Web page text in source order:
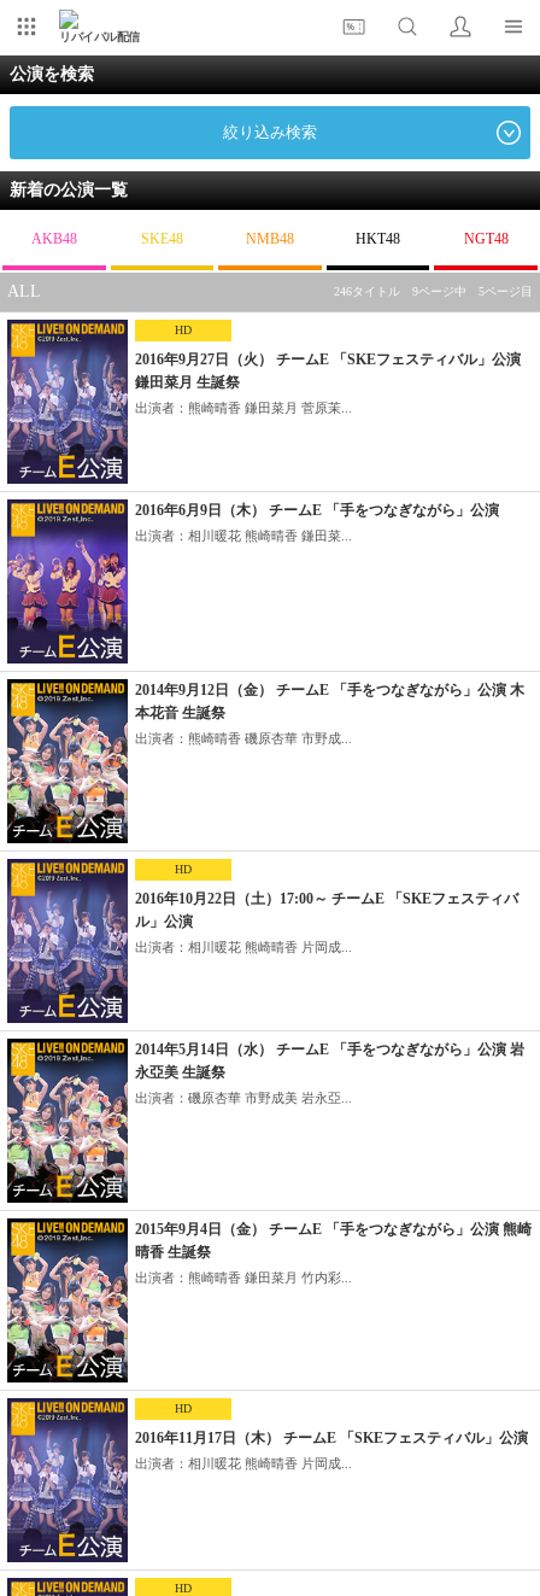
リバイバル配信
公演を検索
絞り込み検索
新着の公演一覧
AKB48 SKE48 NMB48 HKT48 NGT48
ALL 246タイトル 9ページ中 5ページ目
HD
2016年9月27日（火） チームE 「SKEフェスティバル」公演
鎌田菜月 生誕祭
出演者：熊崎晴香 鎌田菜月 菅原茉...
2016年6月9日（木） チームE 「手をつなぎながら」公演
出演者：相川暖花 熊崎晴香 鎌田菜...
2014年9月12日（金） チームE 「手をつなぎながら」公演 木
本花音 生誕祭
出演者：熊崎晴香 磯原杏華 市野成...
HD
2016年10月22日（土）17:00～ チームE 「SKEフェスティバ
ル」公演
出演者：相川暖花 熊崎晴香 片岡成...
2014年5月14日（水） チームE 「手をつなぎながら」公演 岩
永亞美 生誕祭
出演者：磯原杏華 市野成美 岩永亞...
2015年9月4日（金） チームE 「手をつなぎながら」公演 熊崎
晴香 生誕祭
出演者：熊崎晴香 鎌田菜月 竹内彩...
HD
2016年11月17日（木） チームE 「SKEフェスティバル」公演
出演者：相川暖花 熊崎晴香 片岡成...
HD